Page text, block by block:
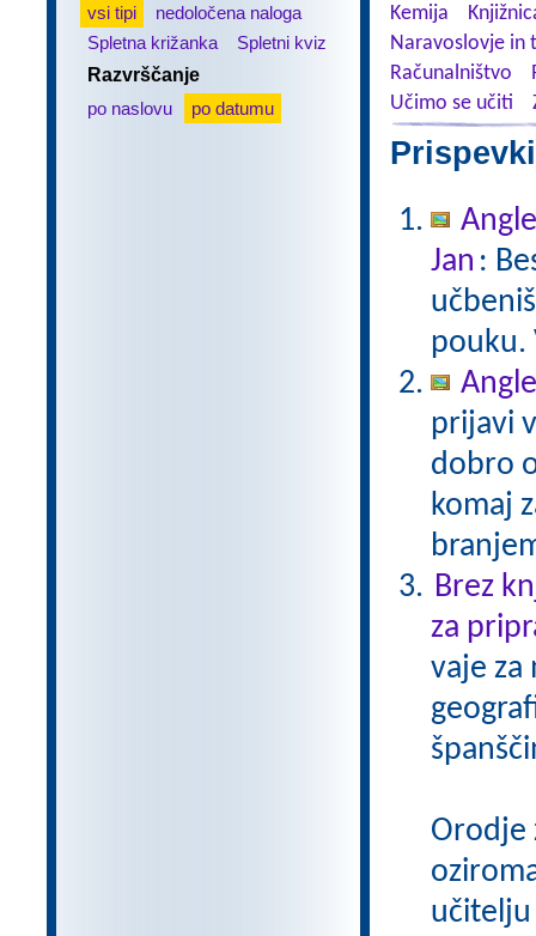
vsi tipi
nedoločena naloga
Spletna križanka
Spletni kviz
Razvrščanje
po naslovu
po datumu
Kemija
Naravoslovje in
Računalništvo
Učimo se učiti
Jan :
pouku.
prijavi
dobro
komaj
Brez
za
vaje za
Orodje
učitelju